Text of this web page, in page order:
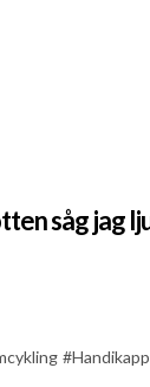
såg jag